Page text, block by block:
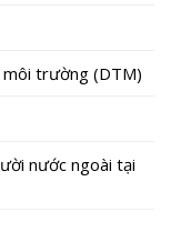
môi trường (DTM)
nước ngoài tại